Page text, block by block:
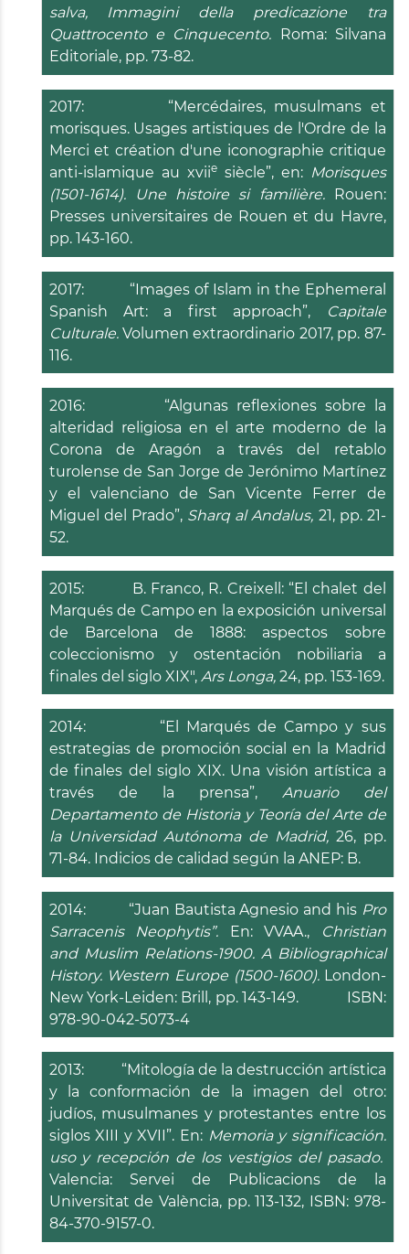
salva, Immagini della predicazione tra
Quattrocento e Cinquecento. Roma: Silvana
Editoriale, pp. 73-82.
2017: “Mercédaires, musulmans et
morisques. Usages artistiques de l'Ordre de la
Merci et création d'une iconographie critique
anti-islamique au xviiesiècle”, en: Morisques
(1501-1614). Une histoire si familière.
Rouen:
Presses universitaires de Rouen et du Havre,
pp. 143-160.
2017: “Images of Islam in the Ephemeral
Spanish Art: a first approach”,
Capitale
Culturale. Volumen extraordinario 2017, pp. 87-
116.
2016: “Algunas reflexiones sobre la
alteridad religiosa en el arte moderno de la
Corona de Aragón a través del retablo
turolense de San Jorge de Jerónimo Martínez
y el valenciano de San Vicente Ferrer de
Miguel del Prado”, Sharq al Andalus, 21, pp. 21-
52.
2015: B. Franco, R. Creixell: “El chalet del
Marqués de Campo en la exposición universal
de Barcelona de 1888: aspectos sobre
coleccionismo y ostentación nobiliaria a
finales del siglo XIX", Ars Longa, 24, pp. 153-169.
2014: “El Marqués de Campo y sus
estrategias de promoción social en la Madrid
de finales del siglo XIX. Una visión artística a
través de la prensa”, Anuario del
Departamento de Historia y Teoría del Arte de
la Universidad Autónoma de Madrid, 26, pp.
71-84. Indicios de calidad según la ANEP: B.
2014: “Juan Bautista Agnesio and his Pro
Sarracenis Neophytis”. En: VVAA.,
Christian
and Muslim Relations-1900. A Bibliographical
History. Western Europe (1500-1600).London-
New York-Leiden: Brill, pp. 143-149. ISBN:
978-90-042-5073-4
2013: “Mitología de la destrucción artística
y la conformación de la imagen del otro:
judíos, musulmanes y protestantes entre los
siglos XIII y XVII”. En: Memoria y significación.
uso y recepción de los vestigios del pasado.
Valencia: Servei de Publicacions de la
Universitat de València, pp. 113-132, ISBN: 978-
84-370-9157-0.